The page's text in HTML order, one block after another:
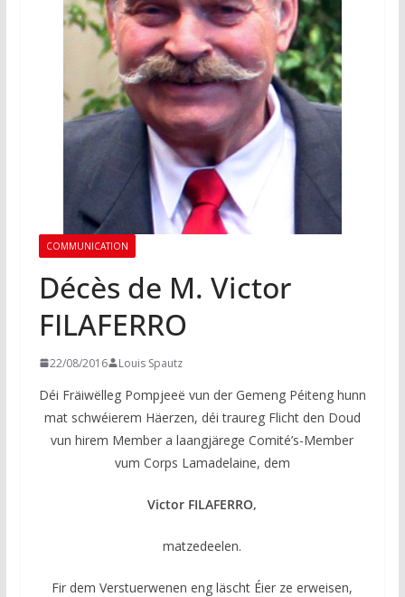
COMMUNICATION
Décès de M. Victor
FILAFERRO
22/08/2016 Louis Spautz
Déi Fräiwëlleg Pompjeeë vun der Gemeng Péiteng hunn
mat schwéierem Häerzen, déi traureg Flicht den Doud
vun hirem Member a laangjärege Comité’s-Member
vum Corps Lamadelaine, dem
Victor FILAFERRO,
matzedeelen.
Fir dem Verstuerwenen eng läscht Éier ze erweisen,